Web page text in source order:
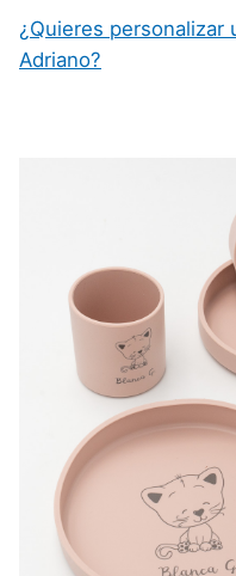
¿Quieres personalizar
Adriano?